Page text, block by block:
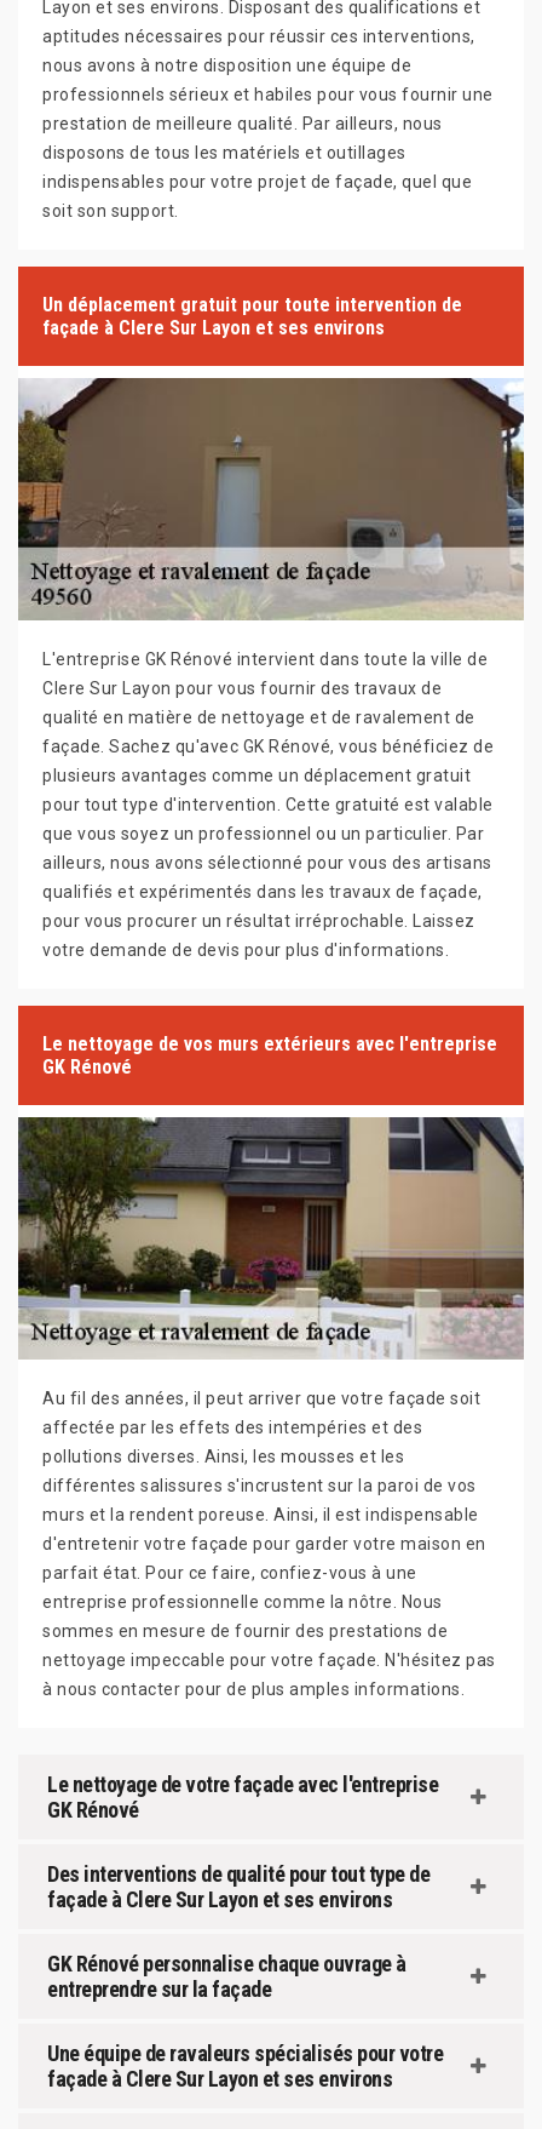
Layon et ses environs. Disposant des qualifications et
aptitudes nécessaires pour réussir ces interventions,
nous avons à notre disposition une équipe de
professionnels sérieux et habiles pour vous fournir une
prestation de meilleure qualité. Par ailleurs, nous
disposons de tous les matériels et outillages
indispensables pour votre projet de façade, quel que
soit son support.
Un déplacement gratuit pour toute intervention de
façade à Clere Sur Layon et ses environs
L'entreprise GK Rénové intervient dans toute la ville de
Clere Sur Layon pour vous fournir des travaux de
qualité en matière de nettoyage et de ravalement de
façade. Sachez qu'avec GK Rénové, vous bénéficiez de
plusieurs avantages comme un déplacement gratuit
pour tout type d'intervention. Cette gratuité est valable
que vous soyez un professionnel ou un particulier. Par
ailleurs, nous avons sélectionné pour vous des artisans
qualifiés et expérimentés dans les travaux de façade,
pour vous procurer un résultat irréprochable. Laissez
votre demande de devis pour plus d'informations.
Le nettoyage de vos murs extérieurs avec l'entreprise
GK Rénové
Au fil des années, il peut arriver que votre façade soit
affectée par les effets des intempéries et des
pollutions diverses. Ainsi, les mousses et les
différentes salissures s'incrustent sur la paroi de vos
murs et la rendent poreuse. Ainsi, il est indispensable
d'entretenir votre façade pour garder votre maison en
parfait état. Pour ce faire, confiez-vous à une
entreprise professionnelle comme la nôtre. Nous
sommes en mesure de fournir des prestations de
nettoyage impeccable pour votre façade. N'hésitez pas
à nous contacter pour de plus amples informations.
Le nettoyage de votre façade avec l'entreprise
GK Rénové
Des interventions de qualité pour tout type de
façade à Clere Sur Layon et ses environs
GK Rénové personnalise chaque ouvrage à
entreprendre sur la façade
Une équipe de ravaleurs spécialisés pour votre
façade à Clere Sur Layon et ses environs